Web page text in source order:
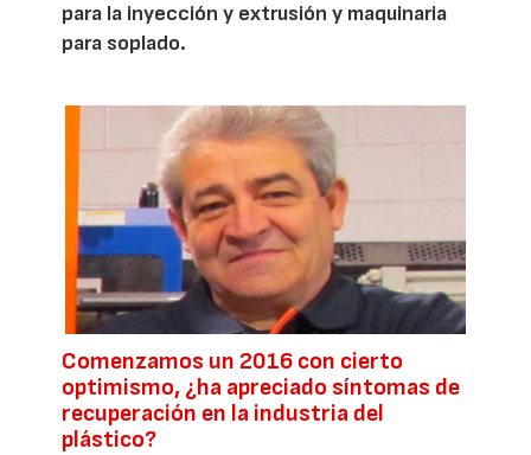
para la inyección y extrusión y maquinaria
para soplado.
Comenzamos un 2016 con cierto
optimismo, ¿ha apreciado síntomas de
recuperación en la industria del
plástico?